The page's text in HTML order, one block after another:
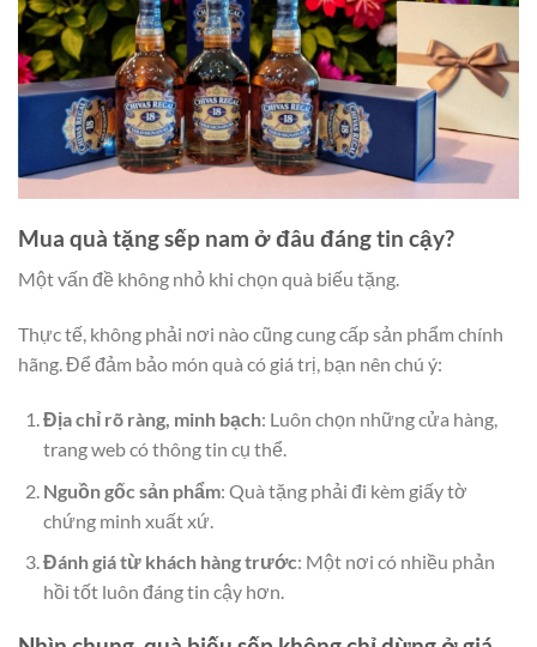
Mua quà tặng sếp nam ở đâu đáng tin cậy?
Một vấn đề không nhỏ khi chọn quà biếu tặng.
Thực tế, không phải nơi nào cũng cung cấp sản phẩm chính
hãng. Để đảm bảo món quà có giá trị, bạn nên chú ý:
Địa chỉ rõ ràng, minh bạch: Luôn chọn những cửa hàng,
trang web có thông tin cụ thể.
Nguồn gốc sản phẩm: Quà tặng phải đi kèm giấy tờ
chứng minh xuất xứ.
Đánh giá từ khách hàng trước: Một nơi có nhiều phản
hồi tốt luôn đáng tin cậy hơn.